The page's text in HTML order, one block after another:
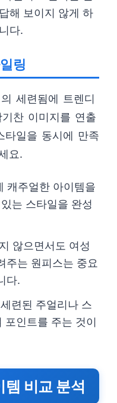
해 보이지 않게 하
다.
링
세련됨에 트렌디
찬 이미지를 연출
타일을 동시에 만족
요.
캐주얼한 아이템을
는 스타일을 완성
않으면서도 여성
주는 원피스는 중요
다.
련된 주얼리나 스
포인트를 주는 것이
템 비교 분석